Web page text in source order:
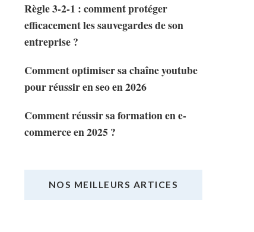
Règle 3-2-1 : comment protéger
efficacement les sauvegardes de son
entreprise ?
Comment optimiser sa chaîne youtube
pour réussir en seo en 2026
Comment réussir sa formation en e-
commerce en 2025 ?
NOS MEILLEURS ARTICES